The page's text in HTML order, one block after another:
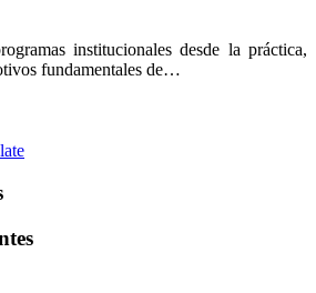
institucionales desde la práctica,
fundamentales de…